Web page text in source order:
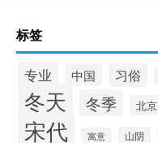
标签
专业 中国 习俗
冬天 冬季 北京
宋代 寓意 山阴